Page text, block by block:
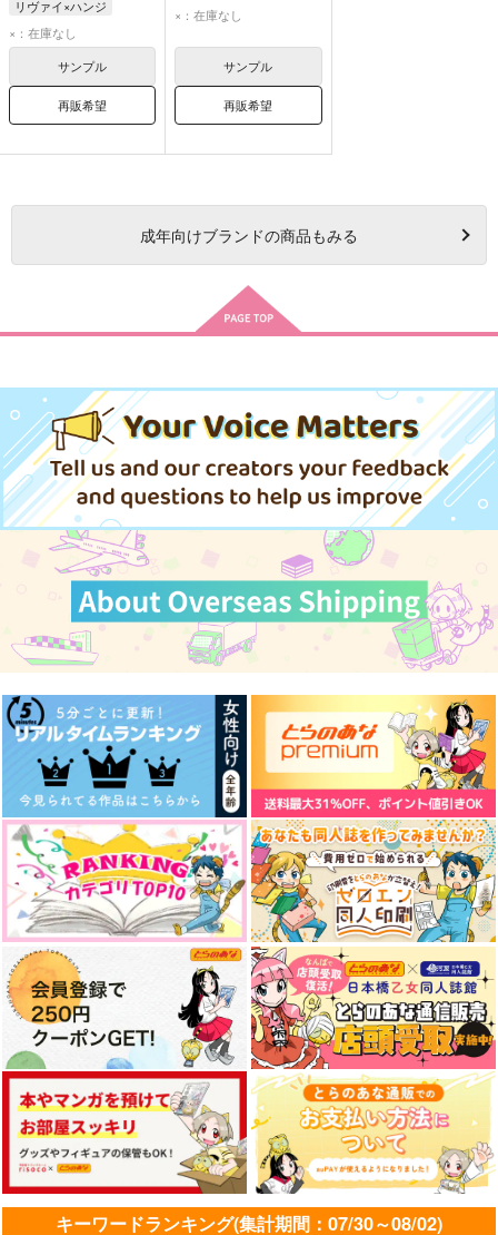
リヴァイ×ハンジ
リヴァイ
ハンジ・ゾエ
×：在庫なし
サンプル
再販希望
リヴァイ
×：在庫なし
サンプル
再販希望
成年向けブランドの商品もみる
キーワードランキング(集計期間：07/30～08/02)